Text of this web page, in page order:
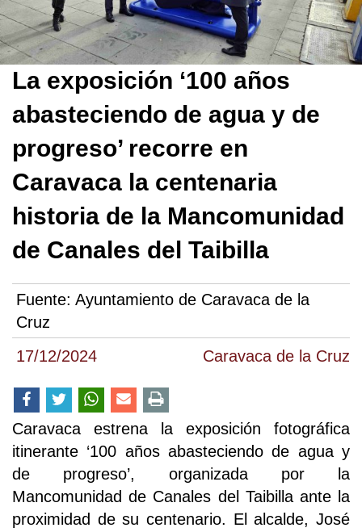
17/12/2024 Caravaca de la Cruz
La exposición ‘100 años
abasteciendo de agua y de
progreso’ recorre en
Caravaca la centenaria
historia de la Mancomunidad
de Canales del Taibilla
Fuente: Ayuntamiento de Caravaca de la
Cruz
Caravaca estrena la exposición fotográfica
itinerante ‘100 años abasteciendo de agua y
de progreso’, organizada por la
Mancomunidad de Canales del Taibilla ante la
proximidad de su centenario. El alcalde, José